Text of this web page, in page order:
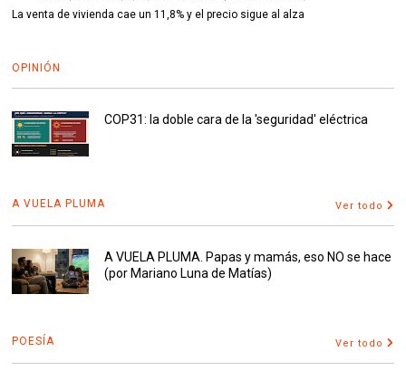
La venta de vivienda cae un 11,8% y el precio sigue al alza
OPINIÓN
COP31: la doble cara de la 'seguridad' eléctrica
A VUELA PLUMA Ver todo
A VUELA PLUMA. Papas y mamás, eso NO se hace
(por Mariano Luna de Matías)
POESÍA Ver todo